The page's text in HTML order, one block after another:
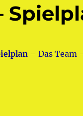
– Das Team